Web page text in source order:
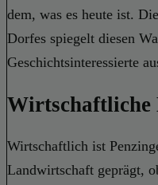
dem, was es heute ist.
Dorfes spiegelt diesen
Geschichtsinteressierte
Wirtschaftliche
Wirtschaftlich ist
Landwirtschaft geprägt,